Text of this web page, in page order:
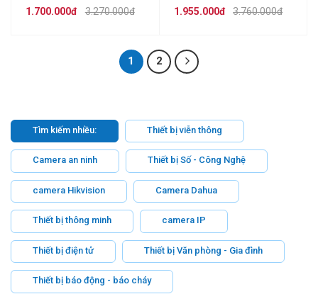
(4MP)
3.270.000đ
1.700.000đ
(4MP)
3.760.000đ
1.955.000đ
1 2
Tìm kiếm nhiều: Thiết bị viễn thông
Camera an ninh Thiết bị Số - Công Nghệ
camera Hikvision Camera Dahua
Thiết bị thông minh camera IP
Thiết bị điện tử Thiết bị Văn phòng - Gia đình
Thiết bị báo động - báo cháy